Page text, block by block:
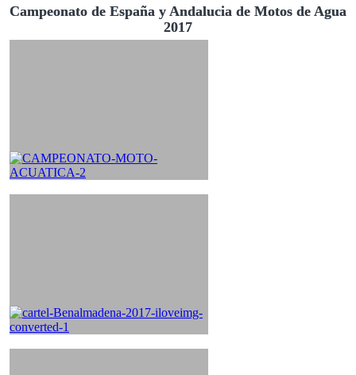
Campeonato de España y Andalucia de Motos de Agua
2017